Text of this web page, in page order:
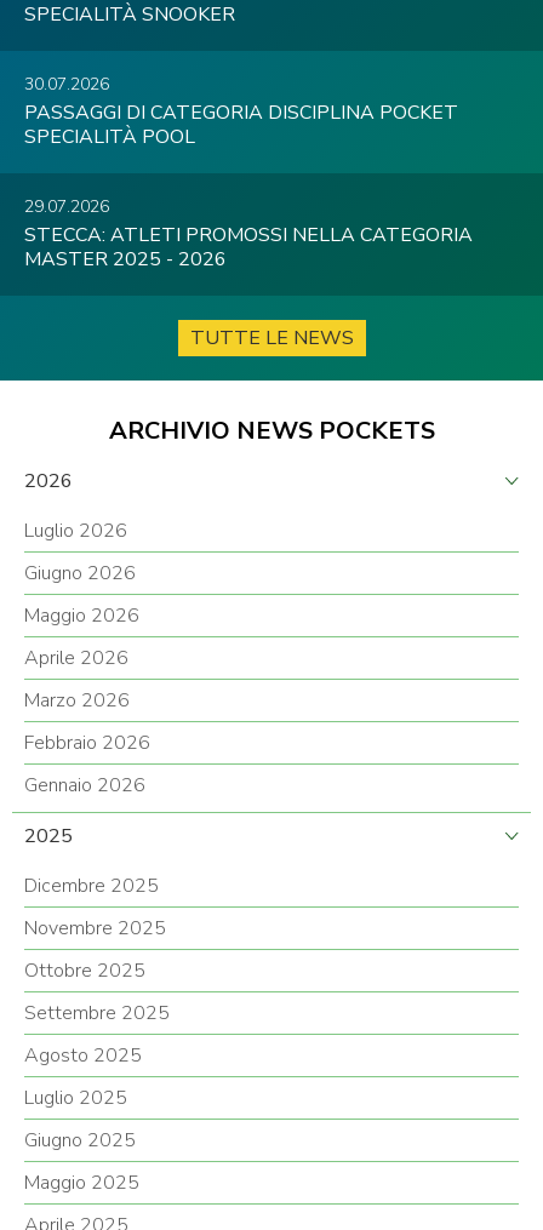
SPECIALITÀ SNOOKER
30.07.2026
PASSAGGI DI CATEGORIA DISCIPLINA POCKET
SPECIALITÀ POOL
29.07.2026
STECCA: ATLETI PROMOSSI NELLA CATEGORIA
MASTER 2025 - 2026
TUTTE LE NEWS
ARCHIVIO NEWS POCKETS
2026
Luglio 2026
Giugno 2026
Maggio 2026
Aprile 2026
Marzo 2026
Febbraio 2026
Gennaio 2026
2025
Dicembre 2025
Novembre 2025
Ottobre 2025
Settembre 2025
Agosto 2025
Luglio 2025
Giugno 2025
Maggio 2025